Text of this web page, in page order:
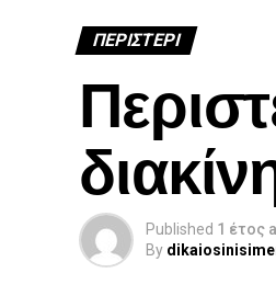
ΠΕΡΙΣΤΕΡΙ
Published 1 έτος
By